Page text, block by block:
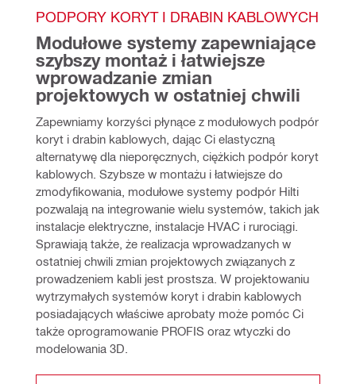
PODPORY KORYT I DRABIN KABLOWYCH
Modułowe systemy zapewniające
szybszy montaż i łatwiejsze
wprowadzanie zmian
projektowych w ostatniej chwili
Zapewniamy korzyści płynące z modułowych podpór
koryt i drabin kablowych, dając Ci elastyczną
alternatywę dla nieporęcznych, ciężkich podpór koryt
kablowych. Szybsze w montażu i łatwiejsze do
zmodyfikowania, modułowe systemy podpór Hilti
pozwalają na integrowanie wielu systemów, takich jak
instalacje elektryczne, instalacje HVAC i rurociągi.
Sprawiają także, że realizacja wprowadzanych w
ostatniej chwili zmian projektowych związanych z
prowadzeniem kabli jest prostsza. W projektowaniu
wytrzymałych systemów koryt i drabin kablowych
posiadających właściwe aprobaty może pomóc Ci
także oprogramowanie PROFIS oraz wtyczki do
modelowania 3D.